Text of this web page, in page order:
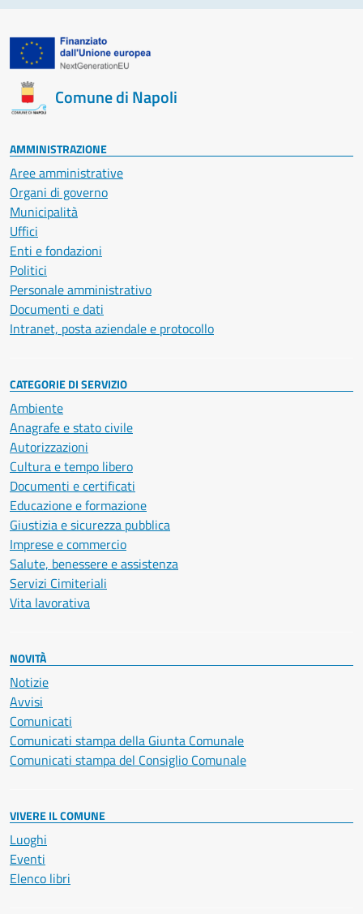
Comune di Napoli
AMMINISTRAZIONE
Aree amministrative
Organi di governo
Municipalità
Uffici
Enti e fondazioni
Politici
Personale amministrativo
Documenti e dati
Intranet, posta aziendale e protocollo
CATEGORIE DI SERVIZIO
Ambiente
Anagrafe e stato civile
Autorizzazioni
Cultura e tempo libero
Documenti e certificati
Educazione e formazione
Giustizia e sicurezza pubblica
Imprese e commercio
Salute, benessere e assistenza
Servizi Cimiteriali
Vita lavorativa
NOVITÀ
Notizie
Avvisi
Comunicati
Comunicati stampa della Giunta Comunale
Comunicati stampa del Consiglio Comunale
VIVERE IL COMUNE
Luoghi
Eventi
Elenco libri